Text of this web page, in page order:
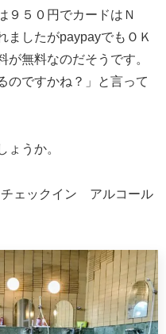
９５０円でカードはＮ
ましたがpaypayでもＯＫ
無料なのだそうです。
のですかね？」と言って
ょうか。
ェックイン アルコール